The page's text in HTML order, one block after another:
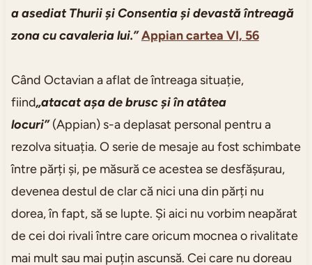
a asediat Thurii și Consentia și devastă întreagă
zona cu cavaleria lui.”Appian cartea VI, 56
Când Octavian a aflat de întreaga situație,
fiind„atacat așa de brusc și în atâtea
locuri”(Appian) s-a deplasat personal pentru a
rezolva situația. O serie de mesaje au fost schimbate
între părți și, pe măsură ce acestea se desfășurau,
devenea destul de clar că nici una din părți nu
dorea, în fapt, să se lupte. Și aici nu vorbim neapărat
de cei doi rivali între care oricum mocnea o rivalitate
mai mult sau mai puțin ascunsă. Cei care nu doreau